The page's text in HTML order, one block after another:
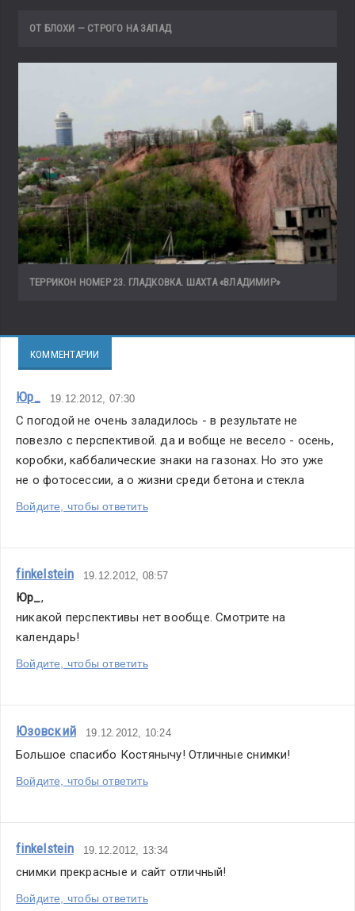
ОТ БЛОХИ — СТРОГО НА ЗАПАД
ТЕРРИКОН НОМЕР 23. ГЛАДКОВКА. ШАХТА «ВЛАДИМИР»
КОММЕНТАРИИ
Юр_ 19.12.2012, 07:30
С погодой не очень заладилось - в результате не
повезло с перспективой. да и вобще не весело - осень,
коробки, каббалические знаки на газонах. Но это уже
не о фотосессии, а о жизни среди бетона и стекла
Войдите, чтобы ответить
finkelstein 19.12.2012, 08:57
Юр_,
никакой перспективы нет вообще. Смотрите на
календарь!
Войдите, чтобы ответить
Юзовский 19.12.2012, 10:24
Большое спасибо Костянычу! Отличные снимки!
Войдите, чтобы ответить
finkelstein 19.12.2012, 13:34
снимки прекрасные и сайт отличный!
Войдите, чтобы ответить